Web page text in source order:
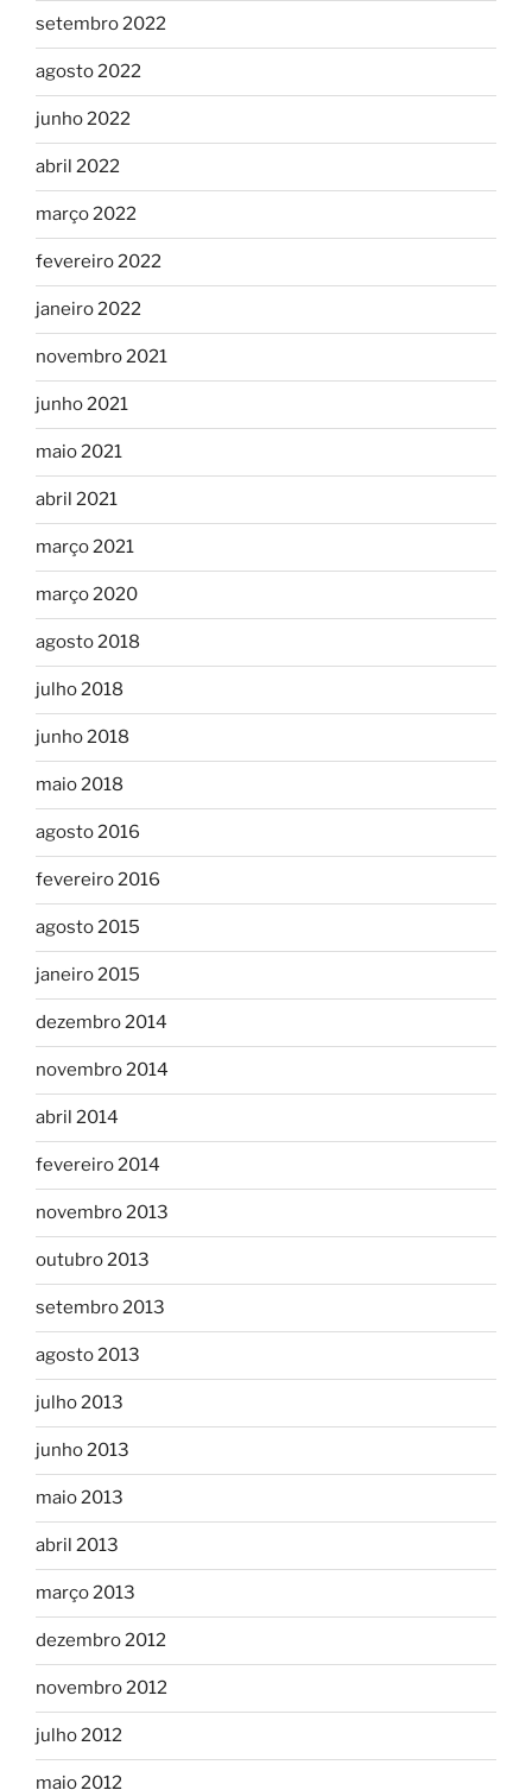
setembro 2022
agosto 2022
junho 2022
abril 2022
março 2022
fevereiro 2022
janeiro 2022
novembro 2021
junho 2021
maio 2021
abril 2021
março 2021
março 2020
agosto 2018
julho 2018
junho 2018
maio 2018
agosto 2016
fevereiro 2016
agosto 2015
janeiro 2015
dezembro 2014
novembro 2014
abril 2014
fevereiro 2014
novembro 2013
outubro 2013
setembro 2013
agosto 2013
julho 2013
junho 2013
maio 2013
abril 2013
março 2013
dezembro 2012
novembro 2012
julho 2012
maio 2012